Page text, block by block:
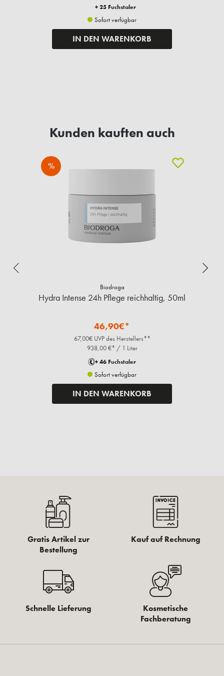
+ 25 Fuchstaler
Sofort verfügbar
IN DEN WARENKORB
Kunden kauften auch
%
Biodroga
Hydra Intense 24h Pflege reichhaltig, 50ml
46,90€*
67,00€ UVP des Herstellers**
938,00 €* / 1 Liter
+ 46 Fuchstaler
Sofort verfügbar
IN DEN WARENKORB
Gratis Artikel zur
Bestellung
Kauf auf Rechnung
Schnelle Lieferung
Kosmetische
Fachberatung